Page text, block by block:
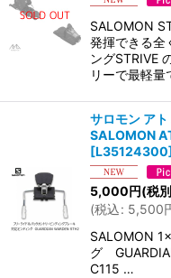
SALOMON
発揮できる全
ングSTRIVE
リーで最軽
サロモン ア
SALOMON
[L35124300
5,000円(税
(税込: 5,500
SALOMON
グ
C115 …